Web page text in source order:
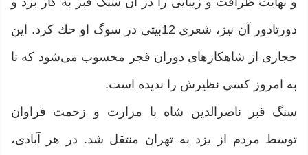
دورتادور آن نیز، شعری 12بیتی در سوگ او حك كرد. این
حجاری از شاهكارهای دوران قجر محسوب می‌شود كه تا
به امروز كسی نظیرش را ندیده است.
سنگ قبر ناصرالدین شاه با مرارت و زحمت فراوان
توسط مردم از یزد به تهران منتقل شد. در هر آبادی،